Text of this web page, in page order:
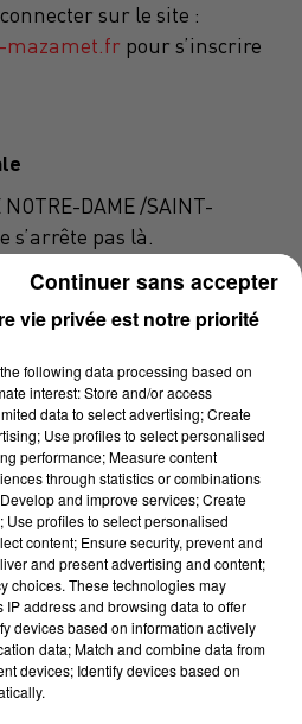
sur le site :
mazamet.fr pour s’inscrire
NOTRE-DAME /SAINT-
s’arrête pas là.
des établissements
primaire (maternelle –
– professionnel et supérieur.
et adapté à
aux enfants de grandir
qu’élève mais aussi en tant
propice au travail et à la
technologies et
dès la maternelle
et emplois du temps
dispositif de
de voyage, et activités péri-
vie privée est notre priorité
following data processing based on
interest: Store and/or access
data to select advertising; Create
Use profiles to select personalised
performance; Measure content
through statistics or combinations
and improve services; Create
profiles to select personalised
content; Ensure security, prevent and
and present advertising and content;
choices. These technologies may
address and browsing data to offer
devices based on information actively
data; Match and combine data from
devices; Identify devices based on
Continuer sans accepter